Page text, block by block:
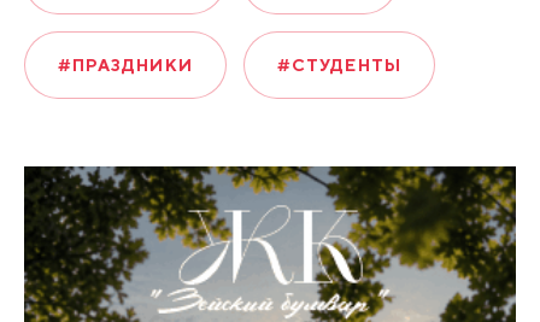
#ПРАЗДНИКИ #СТУДЕНТЫ